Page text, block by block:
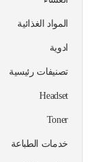
المواد الغذائية
ادوية
تصنيفات رئيسية
Headset
Toner
خدمات الطباعة